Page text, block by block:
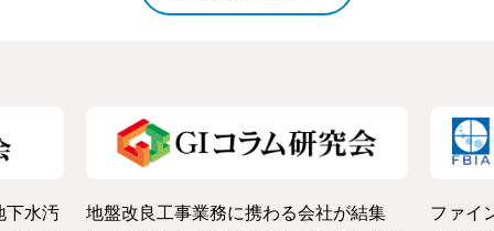
下水汚
地盤改良工事業務に携わる会社が結集
ファイ